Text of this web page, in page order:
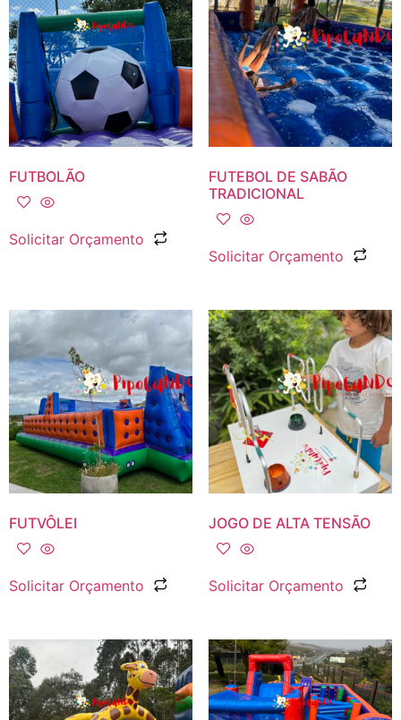
FUTBOLÃO
Solicitar Orçamento
FUTEBOL DE SABÃO
TRADICIONAL
Solicitar Orçamento
FUTVÔLEI
Solicitar Orçamento
JOGO DE ALTA TENSÃO
Solicitar Orçamento